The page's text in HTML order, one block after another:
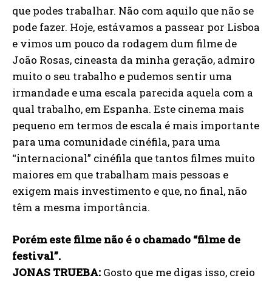
que podes trabalhar. Não com aquilo que não se
pode fazer. Hoje, estávamos a passear por Lisboa
e vimos um pouco da rodagem dum filme de
João Rosas, cineasta da minha geração, admiro
muito o seu trabalho e pudemos sentir uma
irmandade e uma escala parecida aquela com a
qual trabalho, em Espanha. Este cinema mais
pequeno em termos de escala é mais importante
para uma comunidade cinéfila, para uma
“internacional” cinéfila que tantos filmes muito
maiores em que trabalham mais pessoas e
exigem mais investimento e que, no final, não
têm a mesma importância.
Porém este filme não é o chamado “filme de
festival”.
JONAS TRUEBA: Gosto que me digas isso, creio